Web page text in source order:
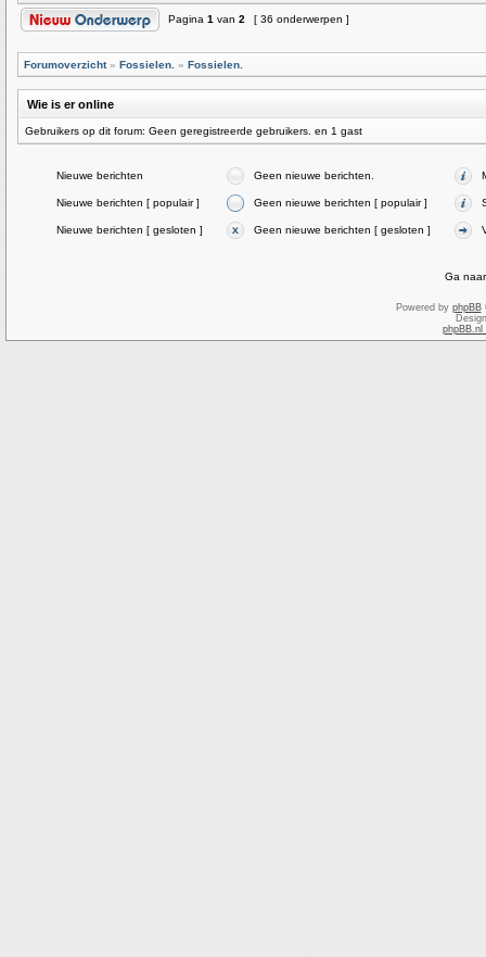
Pagina 1 van 2 [ 36 onderwerpen ]
Forumoverzicht» Fossielen. » Fossielen.
Wie is er online
Gebruikers op dit forum: Geen geregistreerde gebruikers. en 1 gast
Nieuwe berichten Geen nieuwe berichten.
Nieuwe berichten [ populair ] Geen nieuwe berichten [ populair ]
Nieuwe berichten [ gesloten ] Geen nieuwe berichten [ gesloten ]
Ga
Powered by phpBB
phpBB.nl